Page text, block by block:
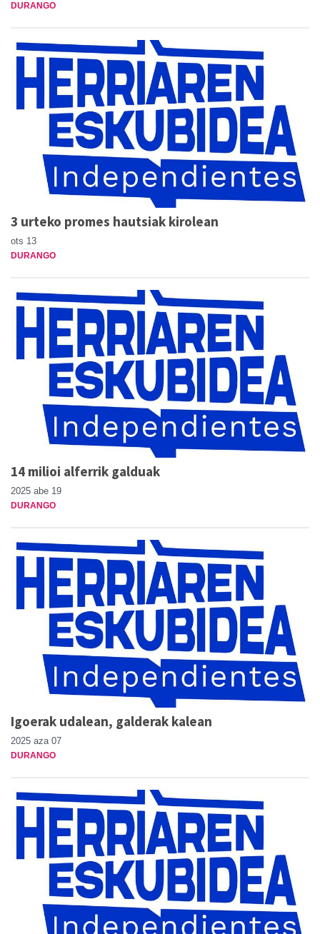
DURANGO
3 urteko promes hautsiak kirolean
ots 13
DURANGO
14 milioi alferrik galduak
2025 abe 19
DURANGO
Igoerak udalean, galderak kalean
2025 aza 07
DURANGO